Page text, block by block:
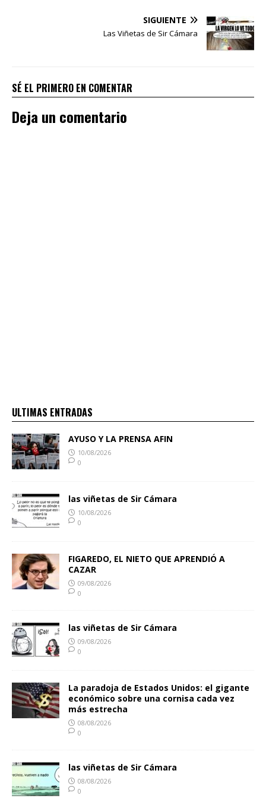
SIGUIENTE
Las Viñetas de Sir Cámara
SÉ EL PRIMERO EN COMENTAR
Deja un comentario
ULTIMAS ENTRADAS
AYUSO Y LA PRENSA AFIN
10/08/2026
0
las viñetas de Sir Cámara
10/08/2026
0
FIGAREDO, EL NIETO QUE APRENDIÓ A
CAZAR
09/08/2026
0
las viñetas de Sir Cámara
09/08/2026
0
La paradoja de Estados Unidos: el gigante
económico sobre una cornisa cada vez
más estrecha
08/08/2026
0
las viñetas de Sir Cámara
08/08/2026
0